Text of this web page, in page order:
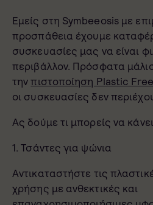
Εμείς στη Symbeeosis με
προσπάθεια έχουμε
συσκευασίες μας να είναι
περιβάλλον. Πρόσφατα
τηνπιστοποίηση Plastic Free
οι συσκευασίες δεν
Ας δούμε τι μπορείς να
1. Τσάντες για ψώνια
Αντικαταστήστε τις
χρήσης με ανθεκτικές και